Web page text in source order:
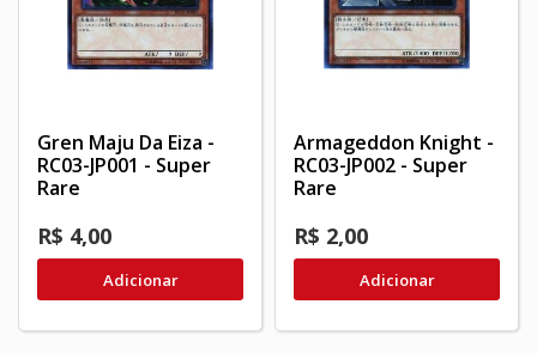
Gren Maju Da Eiza -
RC03-JP001 - Super
Rare
R$ 4,00
Adicionar
Armageddon Knight -
RC03-JP002 - Super
Rare
R$ 2,00
Adicionar